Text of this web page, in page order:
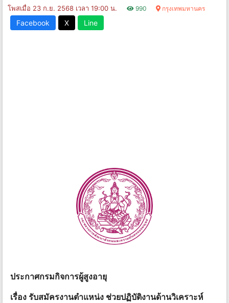
โพสเมื่อ 23 ก.ย. 2568 เวลา 19:00 น. 990 กรุงเทพมหานคร
Facebook X Line
ประกาศกรมกิจการผู้สูงอายุ
เรื่อง รับสมัครงานตำแหน่ง ช่วยปฏิบัติงานด้านวิเคราะห์